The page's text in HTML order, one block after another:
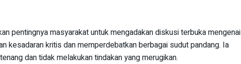
pentingnya masyarakat untuk mengadakan diskusi terbuka mengenai
kesadaran kritis dan memperdebatkan berbagai sudut pandang. Ia
dan tidak melakukan tindakan yang merugikan.